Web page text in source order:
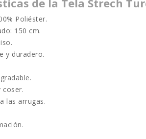
de la Tela Strech
Poliéster.
150 cm.
y duradero.
coser.
las arrugas.